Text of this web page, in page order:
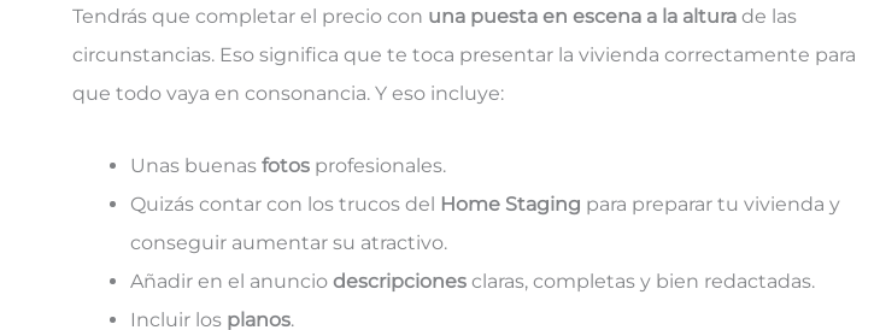
Tendrás que completar el precio con una puesta en escena a la altura de las
circunstancias. Eso significa que te toca presentar la vivienda correctamente para
que todo vaya en consonancia. Y eso incluye:
Unas buenas fotos profesionales.
Quizás contar con los trucos del Home Staging para preparar tu vivienda y
conseguir aumentar su atractivo.
Añadir en el anuncio descripciones claras, completas y bien redactadas.
Incluir los planos.